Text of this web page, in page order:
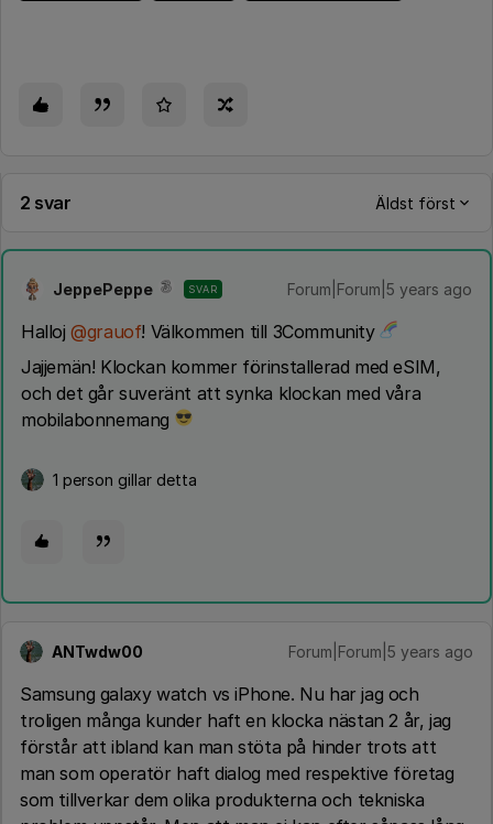
2 svar Äldst först
JeppePeppe SVAR Forum|Forum|5 years ago
Halloj@grauof! Välkommen till 3Community
Jajjemän! Klockan kommer förinstallerad med eSIM,
och det går suveränt att synka klockan med våra
mobilabonnemang
1 person gillar detta
ANTwdw00 Forum|Forum|5 years ago
Samsung galaxy watch vs iPhone. Nu har jag och
troligen många kunder haft en klocka nästan 2 år, jag
förstår att ibland kan man stöta på hinder trots att
man som operatör haft dialog med respektive företag
som tillverkar dem olika produkterna och tekniska